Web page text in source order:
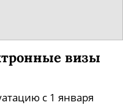
визы
с 1 января